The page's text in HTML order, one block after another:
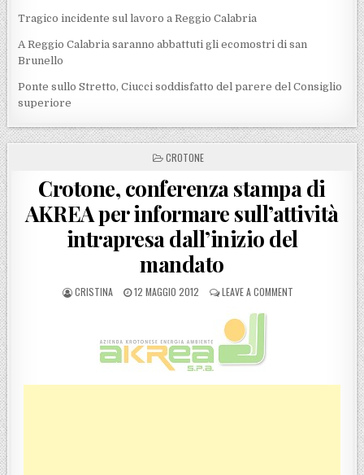
Tragico incidente sul lavoro a Reggio Calabria
A Reggio Calabria saranno abbattuti gli ecomostri di san
Brunello
Ponte sullo Stretto, Ciucci soddisfatto del parere del Consiglio
superiore
POSTED IN
CROTONE
Crotone, conferenza stampa di
AKREA per informare sull’attività
intrapresa dall’inizio del
mandato
POSTED BY
CRISTINA POSTED ON
12 MAGGIO 2012 LEAVE A COMMENT ON CROTONE,